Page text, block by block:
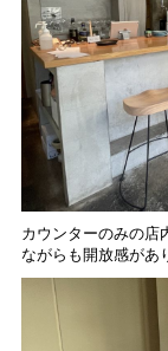
カウンターのみの店
ながらも開放感があ